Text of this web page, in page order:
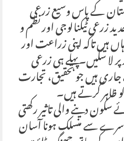
کے پاس وسیع زرعی
زرعی ٹیکنالوجی اور نظم و
تاکہ اپنی زراعت اور
لا سکیں۔پہلے ہی زرعی
ہیں جو تحقیق، تجارت
ظاہر کرتے ہیں۔
دینے والی تاثیر رکھتی
سے منسلک ہونا آسان